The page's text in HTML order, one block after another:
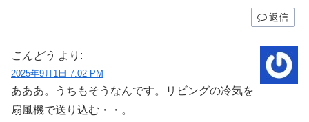
返信
こんどう より:
2025年9月1日 7:02 PM
あああ。うちもそうなんです。リビングの冷気を
扇風機で送り込む・・。